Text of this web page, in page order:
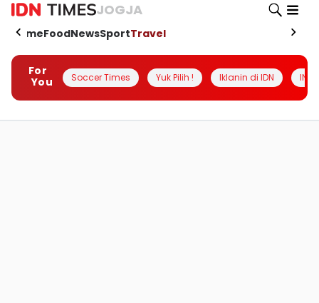
JOGJA
HomeFoodNewsSportTravel
For
You
Soccer Times Yuk Pilih ! Iklanin di IDN